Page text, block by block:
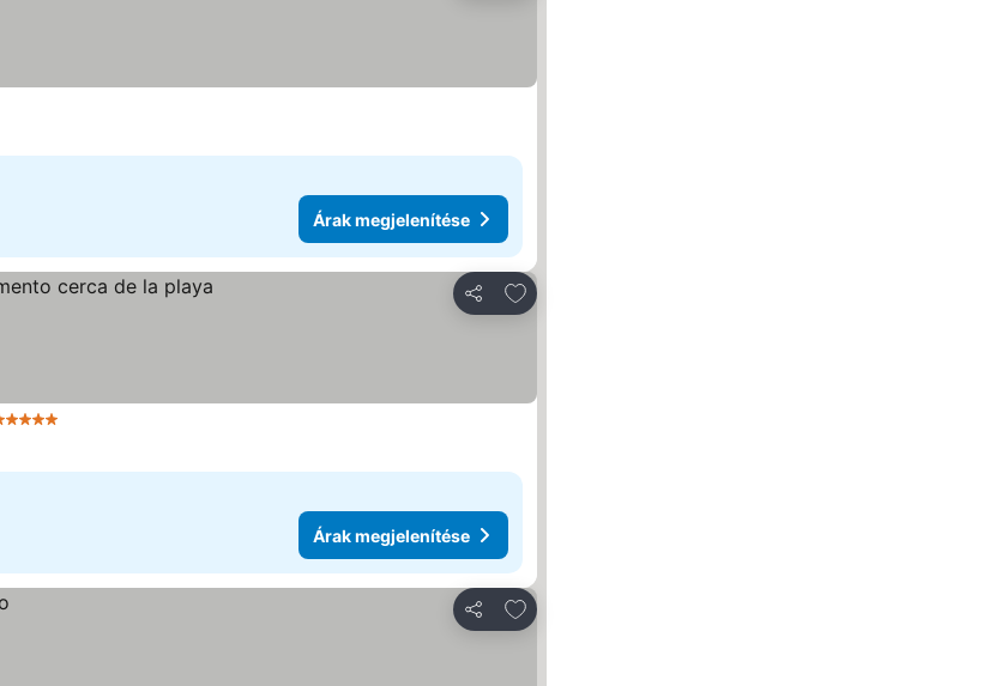
Árak megjelenítése
Megosztás
Hozzáadás a kedvencekhez
Kategória
Árak megjelenítése
Megosztás
Hozzáadás a kedvencekhez